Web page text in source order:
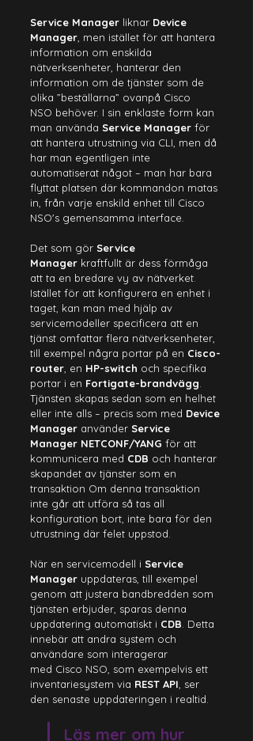
Service Manager liknar Device
Manager, men istället för att hantera
information om enskilda
nätverksenheter, hanterar den
information om de tjänster som de
olika ”beställarna” ovanpå Cisco
NSO behöver. I sin enklaste form kan
man använda Service Manager för
att hantera utrustning via CLI, men då
har man egentligen inte
automatiserat något – man har bara
flyttat platsen där kommandon matas
in, från varje enskild enhet till Cisco
NSO's gemensamma interface.
Det som gör Service
Manager kraftfullt är dess förmåga
att ta en bredare vy av nätverket.
Istället för att konfigurera en enhet i
taget, kan man med hjälp av
servicemodeller specificera att en
tjänst omfattar flera nätverksenheter,
till exempel några portar på en Cisco-
router, en HP-switch och specifika
portar i en Fortigate-brandvägg.
Tjänsten skapas sedan som en helhet
eller inte alls – precis som med Device
Manager använder Service
Manager NETCONF/YANG för att
kommunicera med CDB och hanterar
skapandet av tjänster som en
transaktion Om denna transaktion
inte går att utföra så tas all
konfiguration bort, inte bara för den
utrustning där felet uppstod.
När en servicemodell i Service
Manager uppdateras, till exempel
genom att justera bandbredden som
tjänsten erbjuder, sparas denna
uppdatering automatiskt i CDB. Detta
innebär att andra system och
användare som interagerar
med Cisco NSO, som exempelvis ett
inventariesystem via REST API, ser
den senaste uppdateringen i realtid.
Läs mer om hur